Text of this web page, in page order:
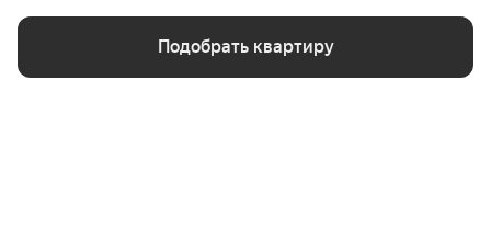
Подобрать квартиру